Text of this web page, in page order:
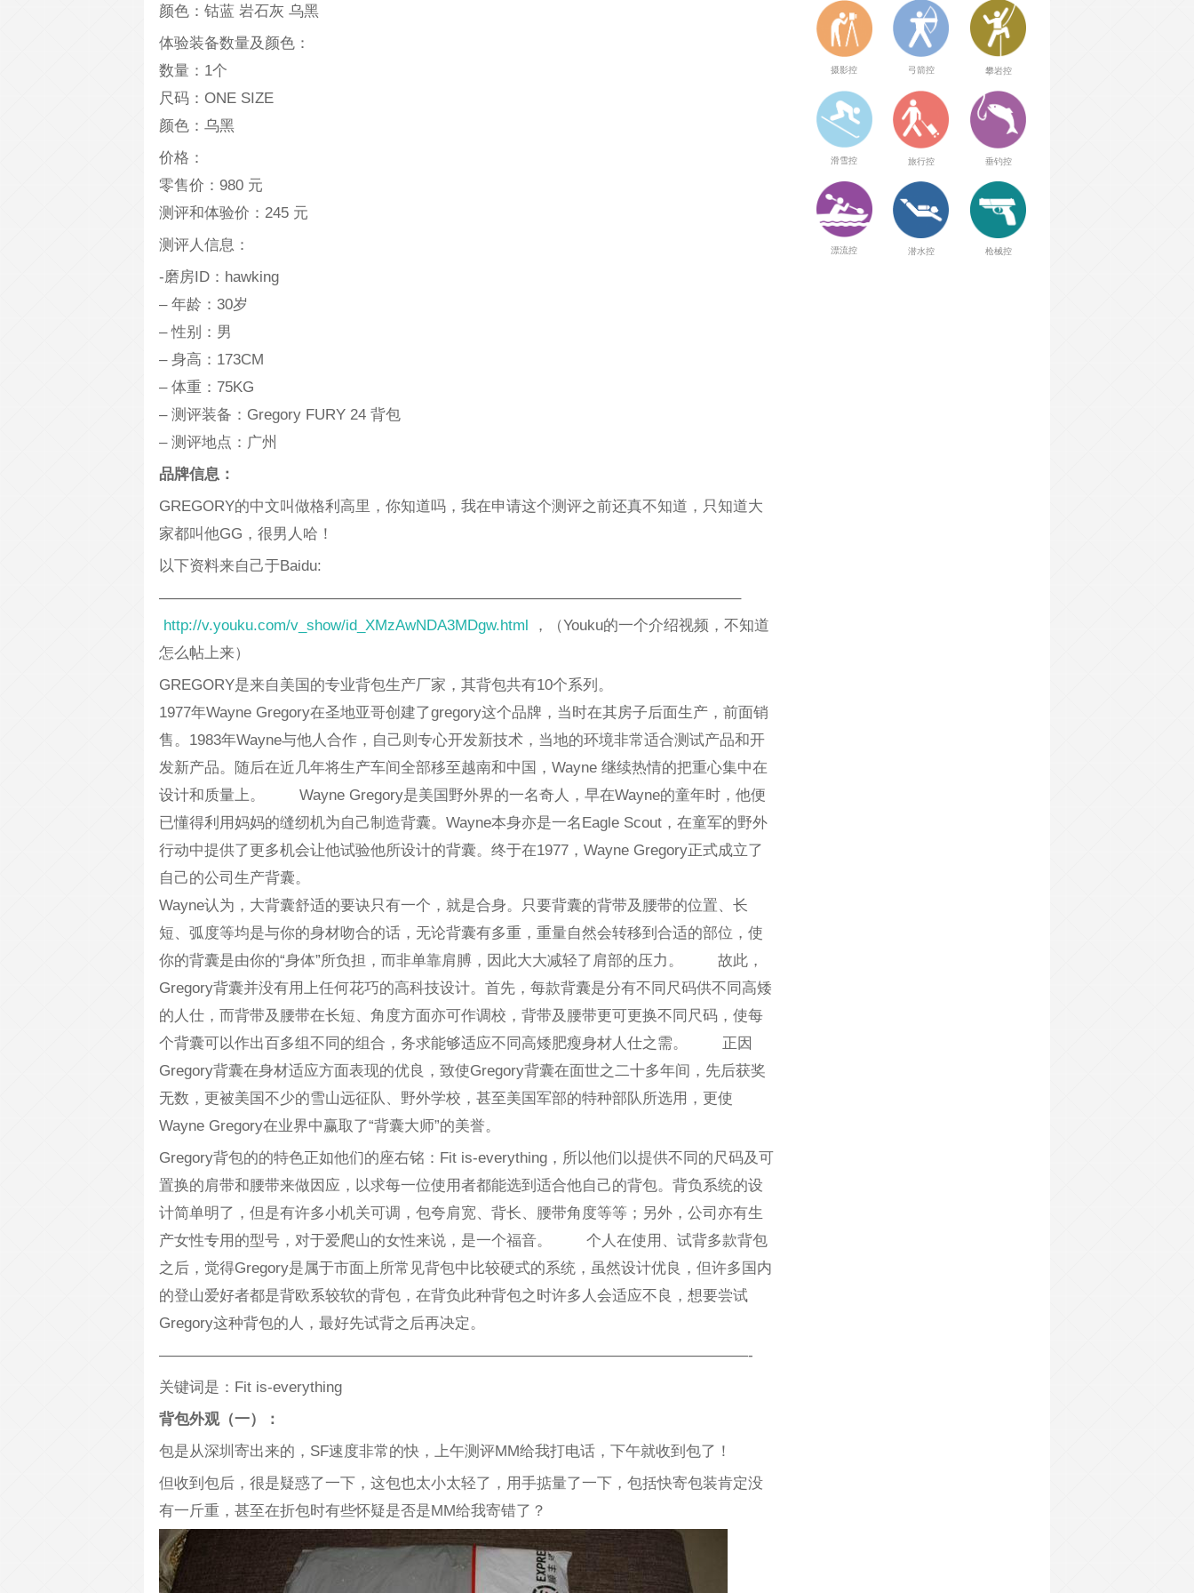
颜色：钴蓝 岩石灰 乌黑
体验装备数量及颜色：
数量：1个
尺码：ONE SIZE
颜色：乌黑
价格：
零售价：980 元
测评和体验价：245 元
测评人信息：
-磨房ID：hawking
– 年龄：30岁
– 性别：男
– 身高：173CM
– 体重：75KG
– 测评装备：Gregory FURY 24 背包
– 测评地点：广州
品牌信息：
GREGORY的中文叫做格利高里，你知道吗，我在申请这个测评之前还真不知道，只知道大
家都叫他GG，很男人哈！
以下资料来自己于Baidu:
——————————————————————————————————————–
http://v.youku.com/v_show/id_XMzAwNDA3MDgw.html
，（Youku的一个介绍视频，不知道
怎么帖上来）
GREGORY是来自美国的专业背包生产厂家，其背包共有10个系列。
1977年Wayne Gregory在圣地亚哥创建了gregory这个品牌，当时在其房子后面生产，前面销
售。1983年Wayne与他人合作，自己则专心开发新技术，当地的环境非常适合测试产品和开
发新产品。随后在近几年将生产车间全部移至越南和中国，Wayne 继续热情的把重心集中在
设计和质量上。 Wayne Gregory是美国野外界的一名奇人，早在Wayne的童年时，他便
已懂得利用妈妈的缝纫机为自己制造背囊。Wayne本身亦是一名Eagle Scout，在童军的野外
行动中提供了更多机会让他试验他所设计的背囊。终于在1977，Wayne Gregory正式成立了
自己的公司生产背囊。
Wayne认为，大背囊舒适的要诀只有一个，就是合身。只要背囊的背带及腰带的位置、长
短、弧度等均是与你的身材吻合的话，无论背囊有多重，重量自然会转移到合适的部位，使
你的背囊是由你的“身体”所负担，而非单靠肩膊，因此大大减轻了肩部的压力。 故此，
Gregory背囊并没有用上任何花巧的高科技设计。首先，每款背囊是分有不同尺码供不同高矮
的人仕，而背带及腰带在长短、角度方面亦可作调校，背带及腰带更可更换不同尺码，使每
个背囊可以作出百多组不同的组合，务求能够适应不同高矮肥瘦身材人仕之需。 正因
Gregory背囊在身材适应方面表现的优良，致使Gregory背囊在面世之二十多年间，先后获奖
无数，更被美国不少的雪山远征队、野外学校，甚至美国军部的特种部队所选用，更使
Wayne Gregory在业界中赢取了“背囊大师”的美誉。
Gregory背包的的特色正如他们的座右铭：Fit is-everything，所以他们以提供不同的尺码及可
置换的肩带和腰带来做因应，以求每一位使用者都能选到适合他自己的背包。背负系统的设
计简单明了，但是有许多小机关可调，包夸肩宽、背长、腰带角度等等；另外，公司亦有生
产女性专用的型号，对于爱爬山的女性来说，是一个福音。 个人在使用、试背多款背包
之后，觉得Gregory是属于市面上所常见背包中比较硬式的系统，虽然设计优良，但许多国内
的登山爱好者都是背欧系较软的背包，在背负此种背包之时许多人会适应不良，想要尝试
Gregory这种背包的人，最好先试背之后再决定。
———————————————————————————————————————-
关键词是：Fit is-everything
背包外观（一）：
包是从深圳寄出来的，SF速度非常的快，上午测评MM给我打电话，下午就收到包了！
但收到包后，很是疑惑了一下，这包也太小太轻了，用手掂量了一下，包括快寄包装肯定没
有一斤重，甚至在折包时有些怀疑是否是MM给我寄错了？
摄影控 弓箭控 攀岩控
滑雪控 旅行控 垂钓控
漂流控 潜水控 枪械控